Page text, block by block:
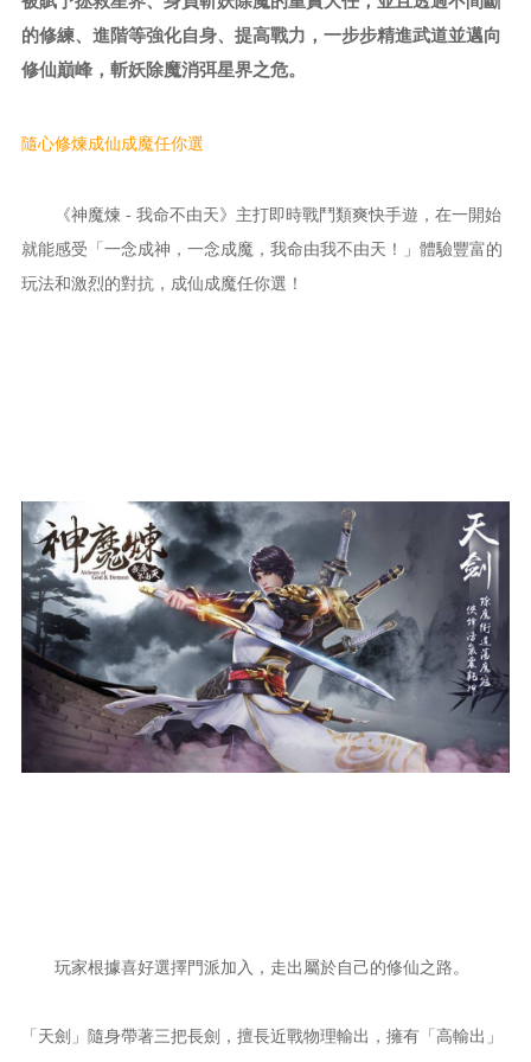
的修練、進階等強化自身、提高戰力，一步步精進武道並邁向
修仙巔峰，斬妖除魔消弭星界之危。
隨心修煉成仙成魔任你選
《神魔煉 - 我命不由天》主打即時戰鬥類爽快手遊，在一開始
就能感受「一念成神，一念成魔，我命由我不由天！」體驗豐富的
玩法和激烈的對抗，成仙成魔任你選！
玩家根據喜好選擇門派加入，走出屬於自己的修仙之路。
「天劍」隨身帶著三把長劍，擅長近戰物理輸出，擁有「高輸出」